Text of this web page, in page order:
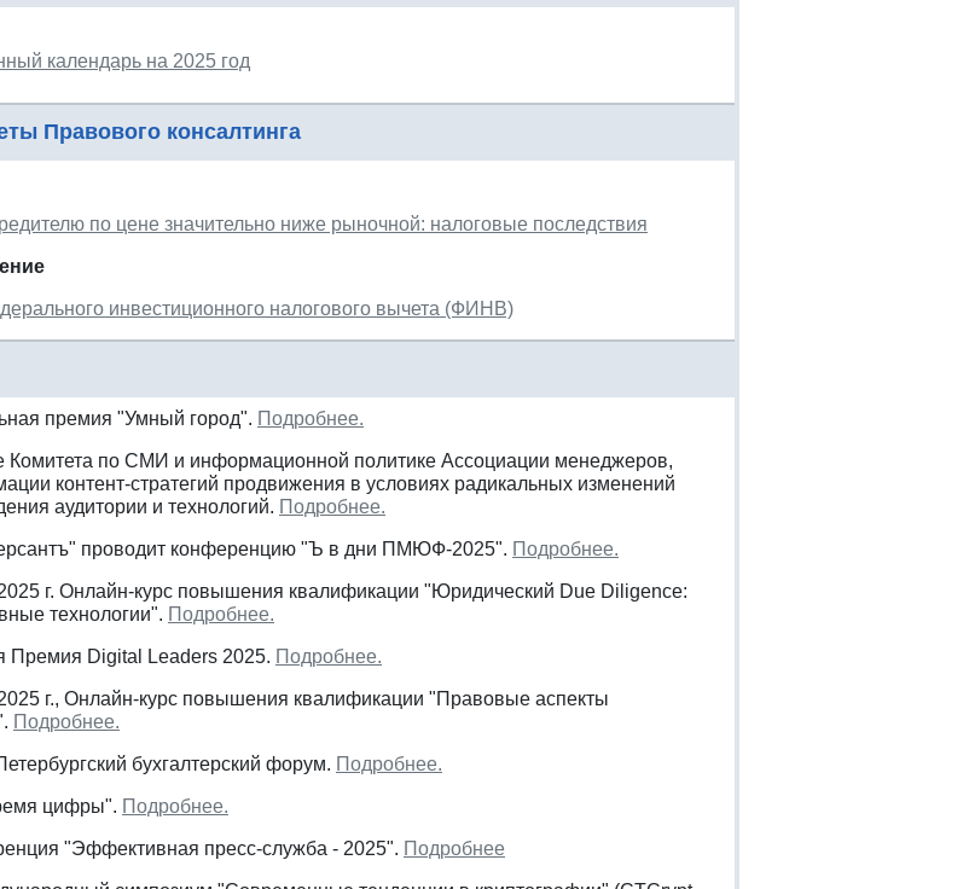
календарь на 2025 год
Правового консалтинга
по цене значительно ниже рыночной: налоговые последствия
инвестиционного налогового вычета (ФИНВ)
премия "Умный город". Подробнее.
Комитета по СМИ и информационной политике Ассоциации менеджеров,
контент-стратегий продвижения в условиях радикальных изменений
аудитории и технологий. Подробнее.
проводит конференцию "Ъ в дни ПМЮФ-2025". Подробнее.
г. Онлайн-курс повышения квалификации "Юридический Due Diligence:
технологии". Подробнее.
Премия Digital Leaders 2025. Подробнее.
г., Онлайн-курс повышения квалификации "Правовые аспекты
Подробнее.
бухгалтерский форум. Подробнее.
цифры". Подробнее.
"Эффективная пресс-служба - 2025". Подробнее